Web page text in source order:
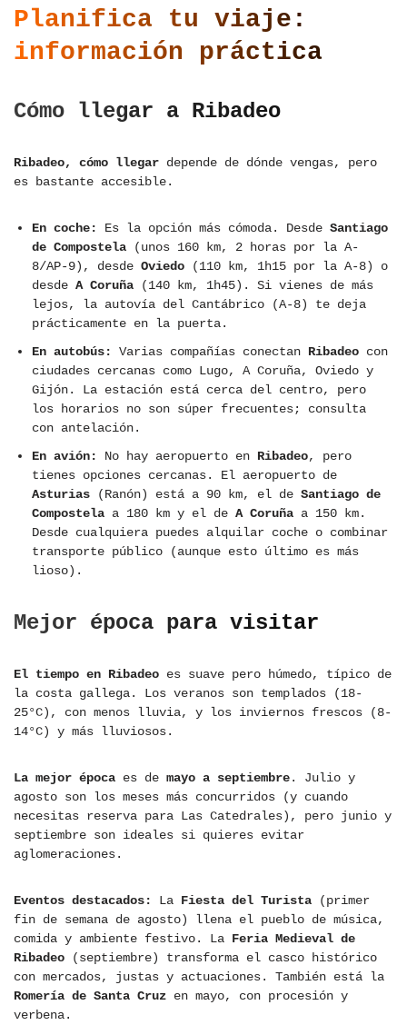
Planifica tu viaje:
información práctica
Cómo llegar a Ribadeo
Ribadeo, cómo llegar depende de dónde vengas, pero
es bastante accesible.
En coche: Es la opción más cómoda. Desde Santiago
de Compostela (unos 160 km, 2 horas por la A-
8/AP-9), desde Oviedo (110 km, 1h15 por la A-8) o
desde A Coruña (140 km, 1h45). Si vienes de más
lejos, la autovía del Cantábrico (A-8) te deja
prácticamente en la puerta.
En autobús:
Varias compañías conectan Ribadeo con
ciudades cercanas como Lugo, A Coruña, Oviedo y
Gijón. La estación está cerca del centro, pero
los horarios no son súper frecuentes; consulta
con antelación.
En avión:
No hay aeropuerto en Ribadeo, pero
tienes opciones cercanas. El aeropuerto de
Asturias (Ranón) está a 90 km, el de Santiago de
Compostela a 180 km y el de A Coruña a 150 km.
Desde cualquiera puedes alquilar coche o combinar
transporte público (aunque esto último es más
lioso).
Mejor época para visitar
El tiempo en Ribadeo es suave pero húmedo, típico de
la costa gallega. Los veranos son templados (18-
25°C), con menos lluvia, y los inviernos frescos (8-
14°C) y más lluviosos.
La mejor época es de mayo a septiembre. Julio y
agosto son los meses más concurridos (y cuando
necesitas reserva para Las Catedrales), pero junio y
septiembre son ideales si quieres evitar
aglomeraciones.
Eventos destacados: La Fiesta del Turista (primer
fin de semana de agosto) llena el pueblo de música,
comida y ambiente festivo. La Feria Medieval de
Ribadeo (septiembre) transforma el casco histórico
con mercados, justas y actuaciones. También está la
Romería de Santa Cruz en mayo, con procesión y
verbena.